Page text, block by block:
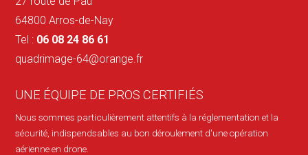
64800 Arros-de-Nay
Tel : 06 08 24 86 61
quadrimage-64@orange.fr
UNE ÉQUIPE DE PROS CERTIFIÉS
Nous sommes particulièrement attentifs à la réglementation et la
sécurité, indispendsables au bon déroulement d'une opération
aérienne en drone.